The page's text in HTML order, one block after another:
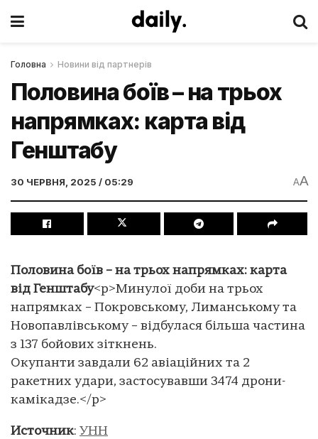
Головна Новини від партнерів
Половина боїв – на трьох
напрямках: карта від
Генштабу
30 ЧЕРВНЯ, 2025 / 05:29 AA
Половина боїв – на трьох напрямках: карта
від Генштабу<p>Минулої доби на трьох
напрямках – Покровському, Лиманському та
Новопавлівському – відбулася більша частина
з 137 бойових зіткнень.
Окупанти завдали 62 авіаційних та 2
ракетних удари, застосувавши 3474 дрони-
камікадзе.</p>
Источник: УНН